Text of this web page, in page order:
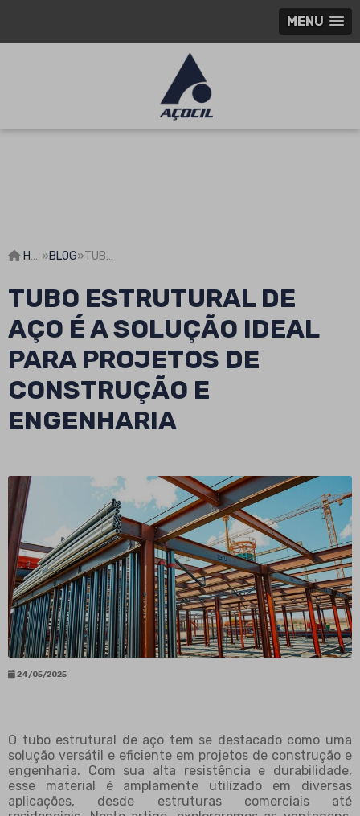
MENU
HOME »BLOG» TUBO ESTRUTURAL DE AÇO É A SOLUÇÃO IDEAL PARA PROJETOS DE CONSTRUÇÃO E ENGENHARIA
TUBO ESTRUTURAL DE
AÇO É A SOLUÇÃO IDEAL
PARA PROJETOS DE
CONSTRUÇÃO E
ENGENHARIA
24/05/2025
O tubo estrutural de aço tem se destacado como uma
solução versátil e eficiente em projetos de construção e
engenharia. Com sua alta resistência e durabilidade,
esse material é amplamente utilizado em diversas
aplicações, desde estruturas comerciais até